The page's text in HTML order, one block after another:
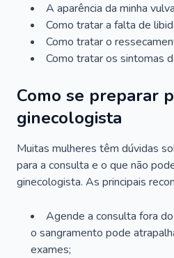
A aparência da minha
Como tratar a falta de
Como tratar o
Como tratar os sintomas
Como se preparar
ginecologista
Muitas mulheres têm dúvidas
para a consulta e o que não
ginecologista. As principais
Agende a consulta fora
o sangramento pode
exames;